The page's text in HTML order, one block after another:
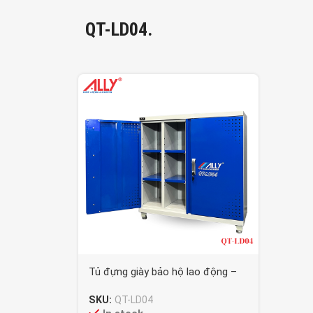
QT-LD04.
Tủ đựng giày bảo hộ lao động –
SKU: QT-LD04